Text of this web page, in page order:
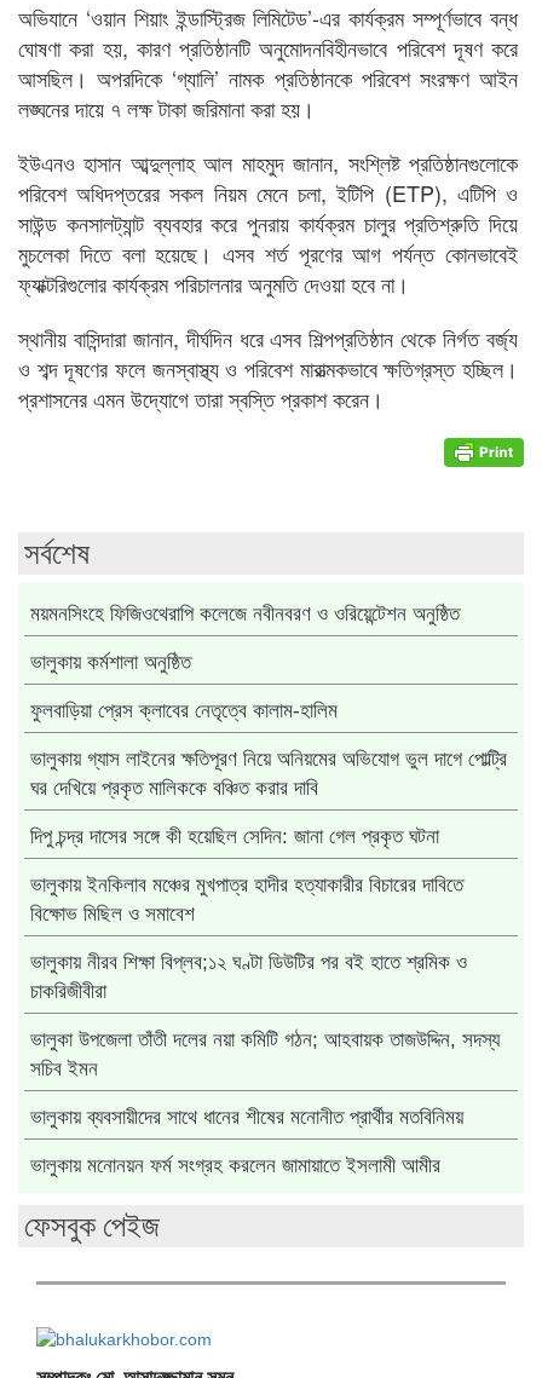
অভিযানে ‘ওয়ান শিয়াং ইন্ডাস্ট্রিজ লিমিটেড’-এর কার্যক্রম সম্পূর্ণভাবে বন্ধ
ঘোষণা করা হয়, কারণ প্রতিষ্ঠানটি অনুমোদনবিহীনভাবে পরিবেশ দূষণ করে
আসছিল। অপরদিকে ‘গ্যালি’ নামক প্রতিষ্ঠানকে পরিবেশ সংরক্ষণ আইন
লঙ্ঘনের দায়ে ৭ লক্ষ টাকা জরিমানা করা হয়।
ইউএনও হাসান আব্দুল্লাহ আল মাহমুদ জানান, সংশ্লিষ্ট প্রতিষ্ঠানগুলোকে
পরিবেশ অধিদপ্তরের সকল নিয়ম মেনে চলা, ইটিপি (ETP), এটিপি ও
সাউন্ড কনসালট্যান্ট ব্যবহার করে পুনরায় কার্যক্রম চালুর প্রতিশ্রুতি দিয়ে
মুচলেকা দিতে বলা হয়েছে। এসব শর্ত পূরণের আগ পর্যন্ত কোনভাবেই
ফ্যাক্টরিগুলোর কার্যক্রম পরিচালনার অনুমতি দেওয়া হবে না।
স্থানীয় বাসিন্দারা জানান, দীর্ঘদিন ধরে এসব শিল্পপ্রতিষ্ঠান থেকে নির্গত বর্জ্য
ও শব্দ দূষণের ফলে জনস্বাস্থ্য ও পরিবেশ মারাত্মকভাবে ক্ষতিগ্রস্ত হচ্ছিল।
প্রশাসনের এমন উদ্যোগে তারা স্বস্তি প্রকাশ করেন।
সর্বশেষ
ময়মনসিংহে ফিজিওথেরাপি কলেজে নবীনবরণ ও ওরিয়েন্টেশন অনুষ্ঠিত
ভালুকায় কর্মশালা অনুষ্ঠিত
ফুলবাড়িয়া প্রেস ক্লাবের নেতৃত্বে কালাম-হালিম
ভালুকায় গ্যাস লাইনের ক্ষতিপূরণ নিয়ে অনিয়মের অভিযোগ ভুল দাগে পোল্ট্রি
ঘর দেখিয়ে প্রকৃত মালিককে বঞ্চিত করার দাবি
দিপু চন্দ্র দাসের সঙ্গে কী হয়েছিল সেদিন: জানা গেল প্রকৃত ঘটনা
ভালুকায় ইনকিলাব মঞ্চের মুখপাত্র হাদীর হত্যাকারীর বিচারের দাবিতে
বিক্ষোভ মিছিল ও সমাবেশ
ভালুকায় নীরব শিক্ষা বিপ্লব;১২ ঘণ্টা ডিউটির পর বই হাতে শ্রমিক ও
চাকরিজীবীরা
ভালুকা উপজেলা তাঁতী দলের নয়া কমিটি গঠন; আহবায়ক তাজউদ্দিন, সদস্য
সচিব ইমন
ভালুকায় ব্যবসায়ীদের সাথে ধানের শীষের মনোনীত প্রার্থীর মতবিনিময়
ভালুকায় মনোনয়ন ফর্ম সংগ্রহ করলেন জামায়াতে ইসলামী আমীর
ফেসবুক পেইজ